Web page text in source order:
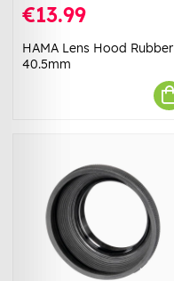
€13.99
HAMA Lens Hood Rubber
40.5mm